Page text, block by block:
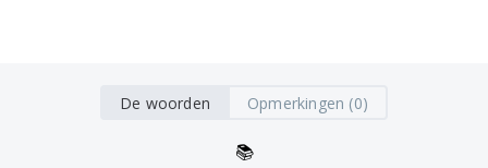
De woorden Opmerkingen (0)
📚